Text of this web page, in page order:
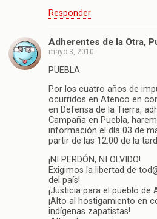
Responder
Adherentes de la Otra,
mayo 3, 2010
PUEBLA
Por los cuatro años de
ocurridos en Atenco en
en Defensa de la Tierra,
Campaña en Puebla,
información el día 03 de
partir de las 12:00 de la
¡NI PERDÓN, NI OLVIDO!
Exigimos la libertad de
del país!
¡Justicia para el pueblo de
¡Alto al hostigamiento en
indígenas zapatistas!